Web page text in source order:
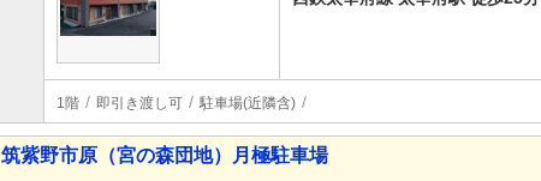
1階 即引き渡し可 駐車場(近隣含)
筑紫野市原（宮の森団地）月極駐車場